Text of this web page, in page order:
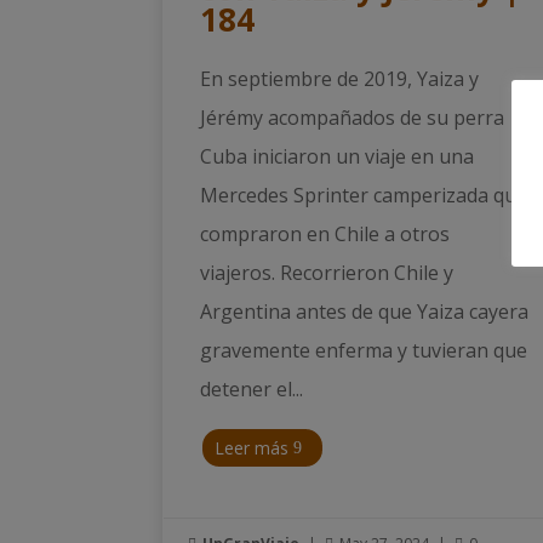
184
En septiembre de 2019, Yaiza y
Jérémy acompañados de su perra
Cuba iniciaron un viaje en una
Mercedes Sprinter camperizada que
compraron en Chile a otros
viajeros. Recorrieron Chile y
Argentina antes de que Yaiza cayera
gravemente enferma y tuvieran que
detener el...
Leer más